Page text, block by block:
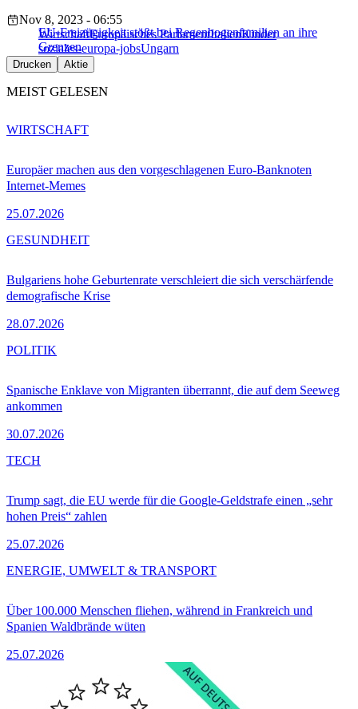
EU-Freizügigkeit stößt bei Regenbogenfamilien an ihre
Grenzen
Nov 8, 2023 - 06:55
WirtschaftEuropäisches ParlamentItalienKinder
soziales-europa-jobsUngarn
Drucken Aktie
MEIST GELESEN
Europäer machen aus den vorgeschlagenen Euro-Banknoten
Internet-Memes
25.07.2026
WIRTSCHAFT
Bulgariens hohe Geburtenrate verschleiert die sich verschärfende
demografische Krise
28.07.2026
GESUNDHEIT
Spanische Enklave von Migranten überrannt, die auf dem Seeweg
ankommen
30.07.2026
POLITIK
Trump sagt, die EU werde für die Google-Geldstrafe einen „sehr
hohen Preis“ zahlen
25.07.2026
TECH
Über 100.000 Menschen fliehen, während in Frankreich und
Spanien Waldbrände wüten
25.07.2026
ENERGIE, UMWELT & TRANSPORT